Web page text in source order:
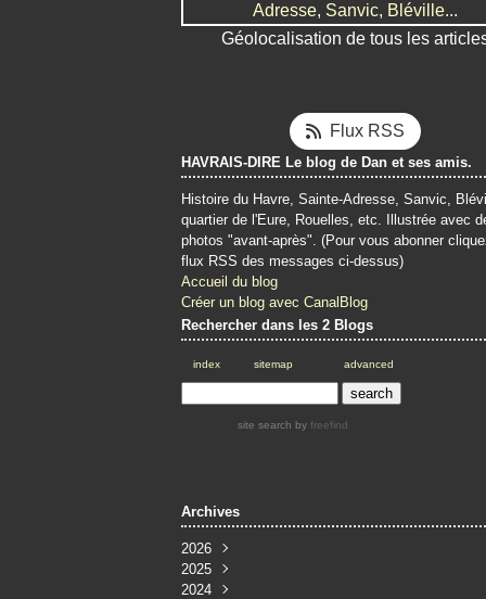
Géolocalisation de tous les
Flux RSS
HAVRAIS-DIRE Le blog de Dan et ses amis.
Histoire du Havre, Sainte-Adresse, Sanvic,
quartier de l'Eure, Rouelles, etc. Illustrée avec
photos "avant-après". (Pour vous abonner
flux RSS des messages ci-dessus)
Accueil du blog
Créer un blog avec CanalBlog
Rechercher dans les 2 Blogs
index sitemap advanced
site search by freefind
Archives
2026
Juin
Mai(4)
2025
Décembre
2024